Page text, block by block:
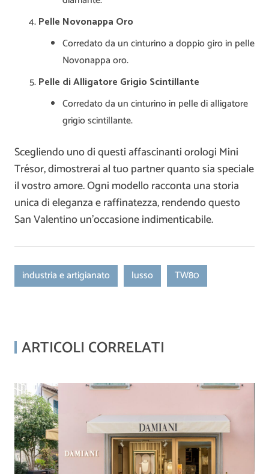
Pelle Novonappa Oro
Corredato da un cinturino a doppio giro in pelle
Novonappa oro.
Pelle di Alligatore Grigio Scintillante
Corredato da un cinturino in pelle di alligatore
grigio scintillante.
Scegliendo uno di questi affascinanti orologi Mini
Trésor, dimostrerai al tuo partner quanto sia speciale
il vostro amore. Ogni modello racconta una storia
unica di eleganza e raffinatezza, rendendo questo
San Valentino un’occasione indimenticabile.
industria e artigianato lusso TW80
ARTICOLI CORRELATI